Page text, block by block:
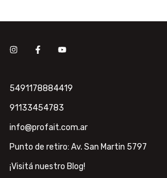
5491178884419
91133454783
info@profait.com.ar
Punto de retiro: Av. San Martin 5797
¡Visitá nuestro Blog!